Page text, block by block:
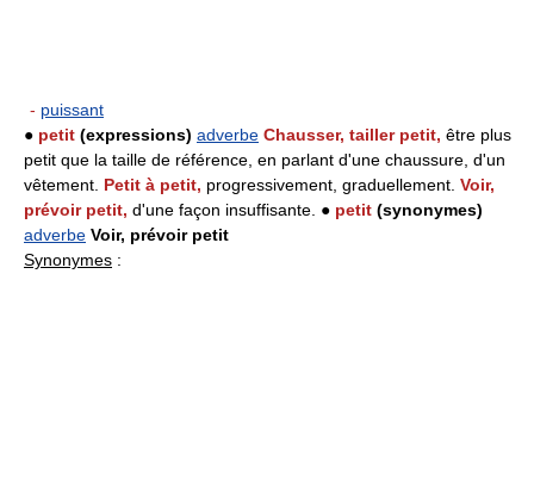
- puissant
● petit (expressions) adverbe Chausser, tailler petit, être plus
petit que la taille de référence, en parlant d'une chaussure, d'un
vêtement. Petit à petit, progressivement, graduellement. Voir,
prévoir petit, d'une façon insuffisante. ● petit (synonymes)
adverbe Voir, prévoir petit
Synonymes :